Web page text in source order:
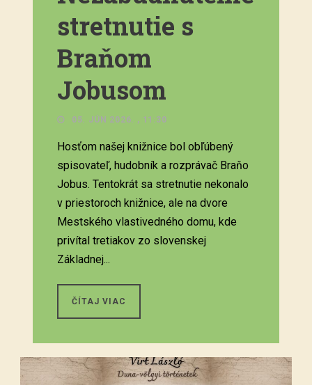
stretnutie s
Braňom
Jobusom
05. JÚN 2026. , 11:30
Hosťom našej knižnice bol obľúbený
spisovateľ, hudobník a rozprávač Braňo
Jobus. Tentokrát sa stretnutie nekonalo
v priestoroch knižnice, ale na dvore
Mestského vlastivedného domu, kde
privítal tretiakov zo slovenskej
Základnej...
ČÍTAJ VIAC